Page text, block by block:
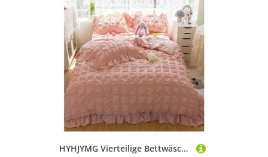
HYHJYMG Vierteilige Bettwäsche-Set Vier Teile Prinzessin Set mit Pompom Bettdecke Cover Queen-Size-Bettwäsche King Sets King, Bett Leinen (rosa